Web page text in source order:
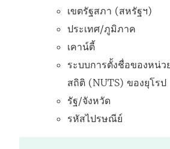
เขตรัฐสภา (สหรัฐฯ)
ประเทศ/ภูมิภาค
เคาน์ตี้
ระบบการตั้งชื่อของหน่
สถิติ (NUTS) ของยุโรป
รัฐ/จังหวัด
รหัสไปรษณีย์